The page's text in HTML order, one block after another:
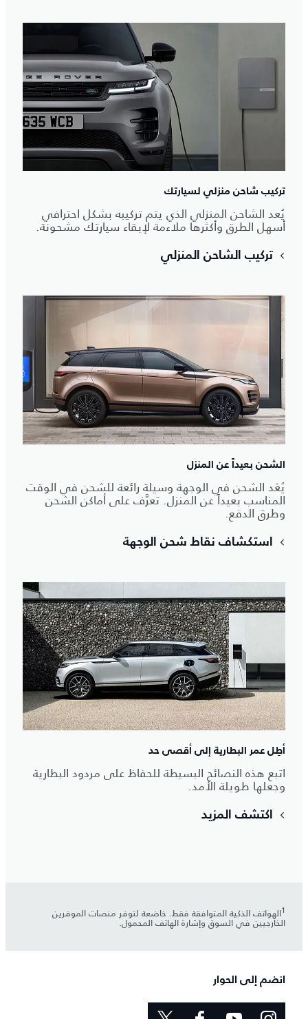
تركيب شاحن منزلي لسيارتك
يُعد الشاحن المنزلي الذي يتم تركيبه بشكل احترافي
أسهل الطرق وأكثرها ملاءمة لإبقاء سيارتك مشحونة.
تركيب الشاحن المنزلي
الشحن بعيداً عن المنزل
يُعَد الشحن في الوجهة وسيلة رائعة للشحن في الوقت
المناسب بعيداً عن المنزل. تعرَّف على أماكن الشحن
وطرق الدفع.
استكشاف نقاط شحن الوجهة
أطِل عمر البطارية إلى أقصى حد
اتبع هذه النصائح البسيطة للحفاظ على مردود البطارية
وجعلها طويلة الأمد.
اكتشف المزيد
1الهواتف الذكية المتوافقة فقط. خاضعة لتوفر منصات الموفرين
الخارجيين في السوق وإشارة الهاتف المحمول.
انضم إلى الحوار